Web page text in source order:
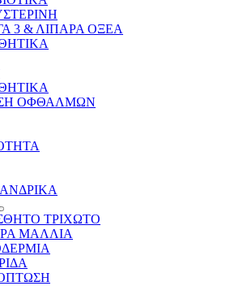
3 & ΛΙΠΑΡΑ ΟΞΕΑ
ΟΦΘΑΛΜΩΝ
ΤΡΙΧΩΤΟ
ΜΑΛΛΙΑ